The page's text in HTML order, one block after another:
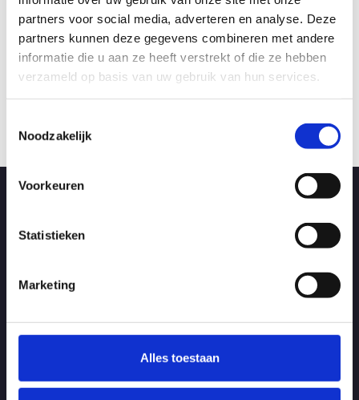
partners voor social media, adverteren en analyse. Deze
partners kunnen deze gegevens combineren met andere
informatie die u aan ze heeft verstrekt of die ze hebben
verzameld op basis van uw gebruik van hun services.
Noodzakelijk
Voorkeuren
Statistieken
Marketing
Alles toestaan
Geschikt voor Lucht-afvoer, Lucht-toevoer
Filterklasse G3
Los framefilter G3 voor FV100,
FV125 en FV150
Bekijk product
Bekijk
Aangezien wij alle artikelen zelf op voorraad hebben kunt u alles
direct meenemen als u langs komt zodat u direct kan starten met
Maandag t/m vrijdag:Van 7.00 - 17.00 uur